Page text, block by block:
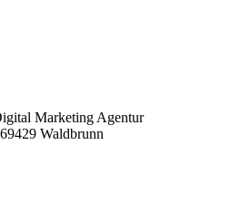
Marketing Agentur
Waldbrunn